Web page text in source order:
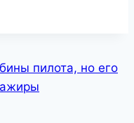
пилота, но его